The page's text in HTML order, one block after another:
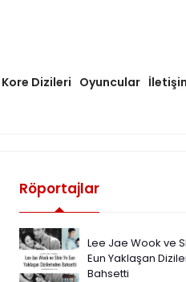
Kore Dizileri Oyuncular
Röportajlar
Lee Jae Wook ve
Eun Yaklaşan
Bahsetti